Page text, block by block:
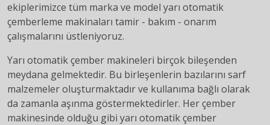
ekiplerimizce tüm marka ve model yarı otomatik
çemberleme makinaları tamir - bakım - onarım
çalışmalarını üstleniyoruz.
Yarı otomatik çember makineleri birçok bileşenden
meydana gelmektedir. Bu birleşenlerin bazılarını sarf
malzemeler oluşturmaktadır ve kullanıma bağlı olarak
da zamanla aşınma göstermektedirler. Her çember
makinesinde olduğu gibi yarı otomatik çember